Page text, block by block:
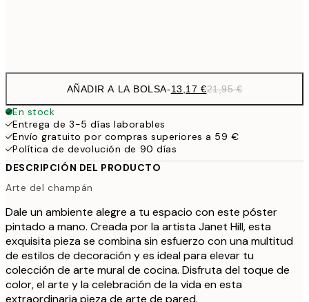
AÑADIR A LA BOLSA-13,17 €21,95 €
En stock
Entrega de 3-5 días laborables
Envío gratuito por compras superiores a 59 €
Política de devolución de 90 días
DESCRIPCIÓN DEL PRODUCTO
Arte del champán
Dale un ambiente alegre a tu espacio con este póster
pintado a mano. Creada por la artista Janet Hill, esta
exquisita pieza se combina sin esfuerzo con una multitud
de estilos de decoración y es ideal para elevar tu
colección de arte mural de cocina. Disfruta del toque de
color, el arte y la celebración de la vida en esta